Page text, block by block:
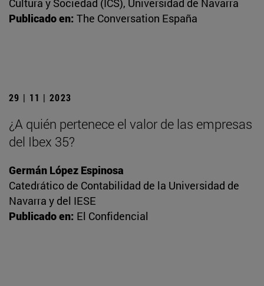
Cultura y Sociedad (ICS), Universidad de Navarra
Publicado en: The Conversation España
29 | 11 | 2023
¿A quién pertenece el valor de las empresas
del Ibex 35?
Germán López Espinosa
Catedrático de Contabilidad de la Universidad de
Navarra y del IESE
Publicado en: El Confidencial